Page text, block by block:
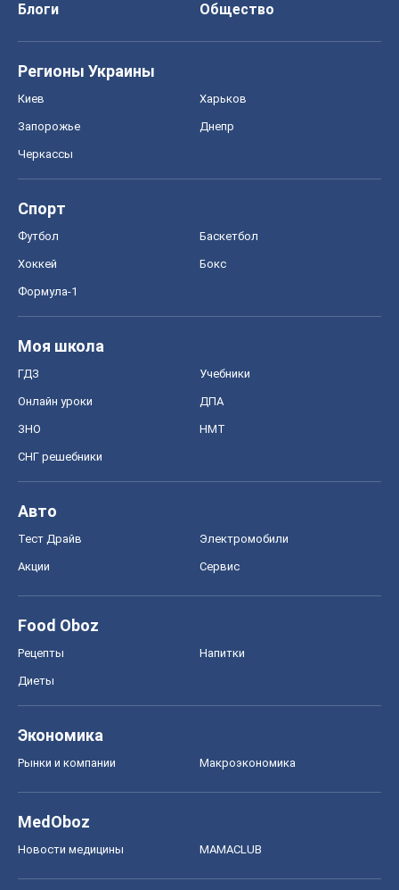
Блоги
Общество
Регионы Украины
Киев Харьков
Запорожье Днепр
Черкассы
Спорт
Футбол Баскетбол
Хоккей Бокс
Формула-1
Моя школа
ГДЗ Учебники
Онлайн уроки ДПА
ЗНО НМТ
СНГ решебники
Авто
Тест Драйв Электромобили
Акции Сервис
Food Oboz
Рецепты Напитки
Диеты
Экономика
Рынки и компании Mакроэкономика
MedOboz
Новости медицины MAMACLUB